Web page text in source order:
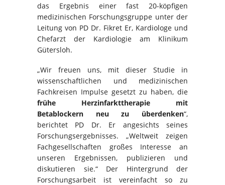
das Ergebnis einer fast 20-köpfigen
medizinischen Forschungsgruppe unter der
Leitung von PD Dr. Fikret Er, Kardiologe und
Chefarzt der Kardiologie am Klinikum
Gütersloh.
„Wir freuen uns, mit dieser Studie in
wissenschaftlichen und medizinischen
Fachkreisen Impulse gesetzt zu haben, die
frühe Herzinfarkttherapie mit
Betablockern neu zu überdenken“,
berichtet PD Dr. Er angesichts seines
Forschungsergebnisses. „Weltweit zeigen
Fachgesellschaften großes Interesse an
unseren Ergebnissen, publizieren und
diskutieren sie.“ Der Hintergrund der
Forschungsarbeit ist vereinfacht so zu